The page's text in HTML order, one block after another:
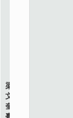
梁
文
奎
臺